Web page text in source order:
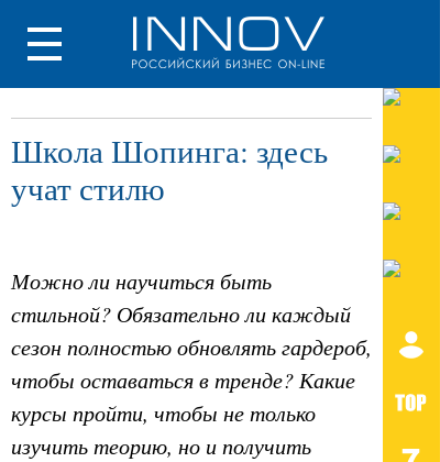
Школа Шопинга: здесь
учат стилю
Можно ли научиться быть
стильной? Обязательно ли каждый
сезон полностью обновлять гардероб,
чтобы оставаться в тренде? Какие
курсы пройти, чтобы не только
изучить теорию, но и получить